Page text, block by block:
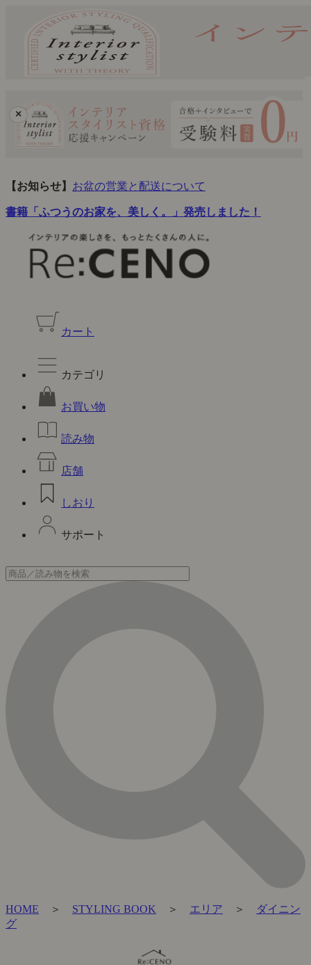
×
【お知らせ】 お盆の営業と配送について
書籍「ふつうのお家を、美しく。」発売しました！
カート
カテゴリ
お買い物
読み物
店舗
しおり
サポート
HOME ＞ STYLING BOOK ＞ エリア ＞
ダイニン
グ